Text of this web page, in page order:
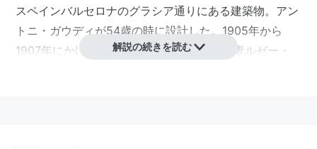
スペインバルセロナのグラシア通りにある建築物。 アン
トニ・ガウディが54歳の時に設計した。1905年から
1907年にかけて実業家のペレ・ミラとその妻ルゼー・
解説の続きを読む